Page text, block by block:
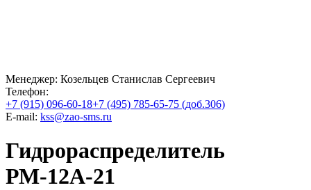
Менеджер: Козельцев Станислав Сергеевич
Телефон:
+7 (915) 096-60-18+7 (495) 785-65-75 (доб.306)
E-mail: kss@zao-sms.ru
Гидрораспределитель
РМ-12А-21